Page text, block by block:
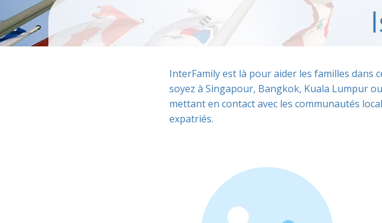
InterFamily est là pour aider les familles dans
soyez à Singapour, Bangkok, Kuala Lumpur
mettant en contact avec les communautés
expatriés.